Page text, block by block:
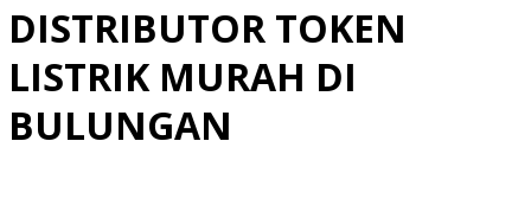
DISTRIBUTOR TOKEN
LISTRIK MURAH DI
BULUNGAN